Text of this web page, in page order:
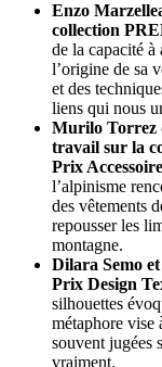
Enzo
collection
de la capacité à
l’origine de sa
et des
liens qui nous
Murilo Torrez
travail sur la
Prix
l’alpinisme
des vêtements
repousser les
montagne.
Dilara Semo
Prix Design
silhouettes
métaphore vise
souvent jugées
vraiment.